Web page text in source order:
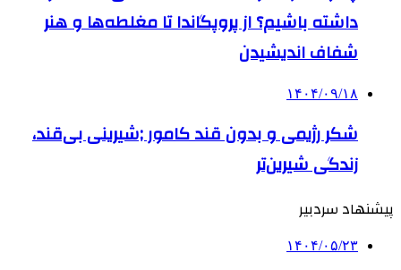
داشته باشیم؟ از پروپگاندا تا مغلطه‌ها و هنر
شفاف اندیشیدن
۱۴۰۴/۰۹/۱۸
شکر رژیمی و بدون قند کامور ;شیرینی بی‌قند،
زندگی شیرین‌تر
پیشنهاد سردبیر
۱۴۰۴/۰۵/۲۳